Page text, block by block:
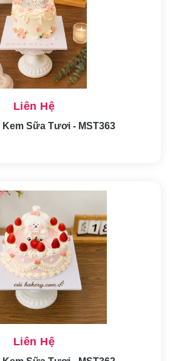
Liên Hệ
Kem Sữa Tươi - MST363
Liên Hệ